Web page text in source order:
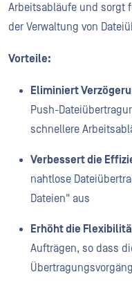
Arbeitsabläufe und sorgt
der Verwaltung von
Vorteile:
Eliminiert
Push-
schnellere
Verbessert die
nahtlose
Dateien" aus
Erhöht die
Aufträgen, so dass